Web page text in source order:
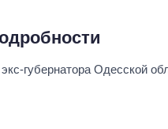
губернатора Одесской